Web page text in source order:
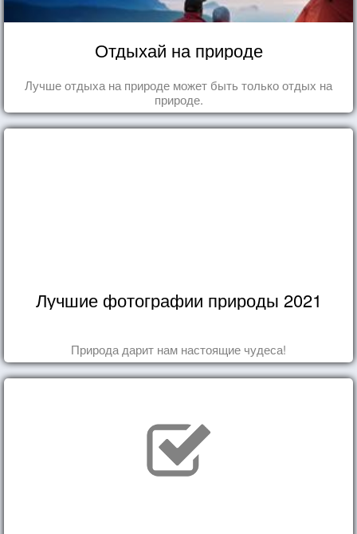
Отдыхай на природе
Лучше отдыха на природе может быть только отдых на
природе.
Лучшие фотографии природы 2021
Природа дарит нам настоящие чудеса!